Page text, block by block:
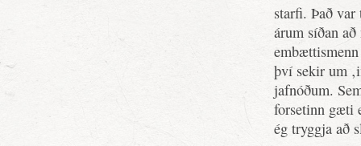
starfi. Það
árum síðan
því sekir um
jafnóðum.
forsetinn gæti
ég tryggja að